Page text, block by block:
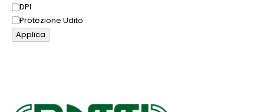
DPI
Protezione Udito
Applica